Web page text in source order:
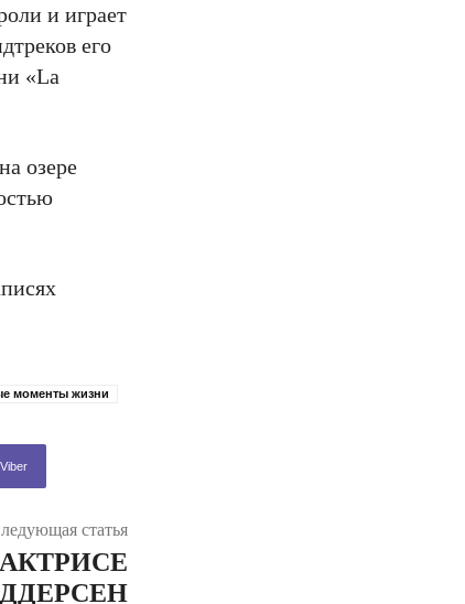
и играет
его
«La
озере
моменты жизни
Viber
статья